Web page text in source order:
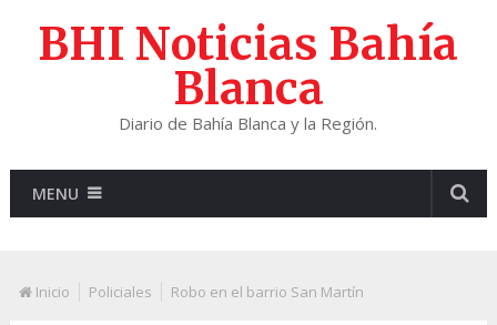
BHI Noticias Bahía
Blanca
Diario de Bahía Blanca y la Región.
MENU
Inicio Policiales Robo en el barrio San Martín